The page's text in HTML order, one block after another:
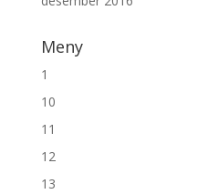
Meny
1
10
11
12
13